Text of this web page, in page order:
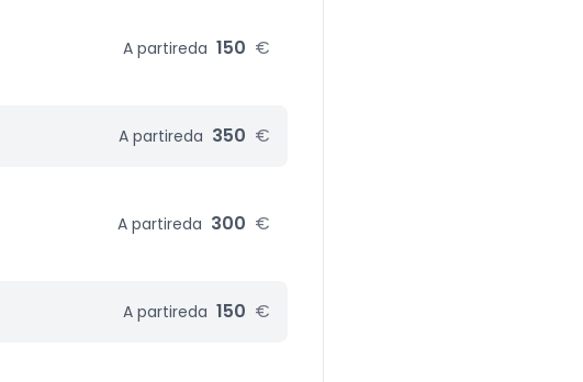
A partireda 150 €
A partireda 350 €
A partireda 300 €
A partireda 150 €